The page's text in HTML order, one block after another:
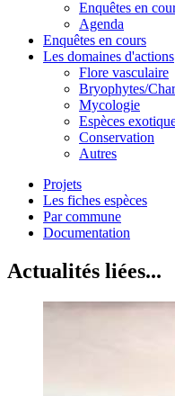
Enquêtes en
Agenda
Enquêtes en cours
Les domaines d'actions
Flore vasculaire
Bryophytes/
Mycologie
Espèces
Conservation
Autres
Projets
Les fiches espèces
Par commune
Documentation
Actualités liées...